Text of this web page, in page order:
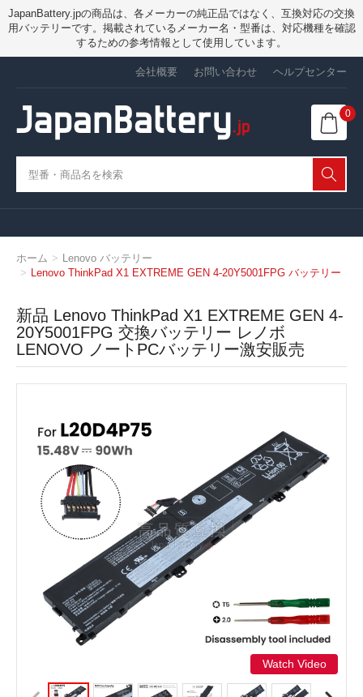
JapanBattery.jpの商品は、各メーカーの純正品ではなく、互換対応の交換
用バッテリーです。掲載されているメーカー名・型番は、対応機種を確認
するための参考情報として使用しています。
会社概要 お問い合わせ ヘルプセンター
0
ホーム
Lenovo バッテリー
Lenovo ThinkPad X1 EXTREME GEN 4-20Y5001FPG バッテリー
新品 Lenovo ThinkPad X1 EXTREME GEN 4-
20Y5001FPG 交換バッテリー レノボ
LENOVO ノートPCバッテリー激安販売
Watch Video